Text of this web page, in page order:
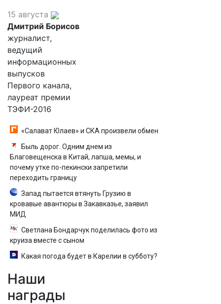
15 августа
Дмитрий Борисов
журналист,
ведущий
информационных
выпусков
Первого канала,
лауреат премии
ТЭФИ-2016
«Салават Юлаев» и СКА произвели обмен
Быль дорог. Одним днем из
Благовещенска в Китай, лапша, мемы, и
почему утке по-пекински запретили
переходить границу
Запад пытается втянуть Грузию в
кровавые авантюры в Закавказье, заявил
МИД
Светлана Бондарчук поделилась фото из
круиза вместе с сыном
Какая погода будет в Карелии в субботу?
Наши
награды